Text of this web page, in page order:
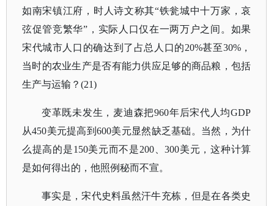
如南宋镇江府，时人诗文称其“铁瓮城中十万家，哀
弦促管竞繁华”，实际人口仅在一两万户之间。如果
宋代城市人口的确达到了占总人口的20%甚至30%，
当时的农业生产是否有能力供应足够的商品粮，包括
生产与运输？(21)
变革既未发生，麦迪森把960年后宋代人均GDP
从450美元提高到600美元显然缺乏基础。当然，为什
么提高的是150美元而不是200、300美元，这种计算
是如何得出的，他照例秘而不宣。
事实是，宋代史料虽然汗牛充栋，但是在各类史